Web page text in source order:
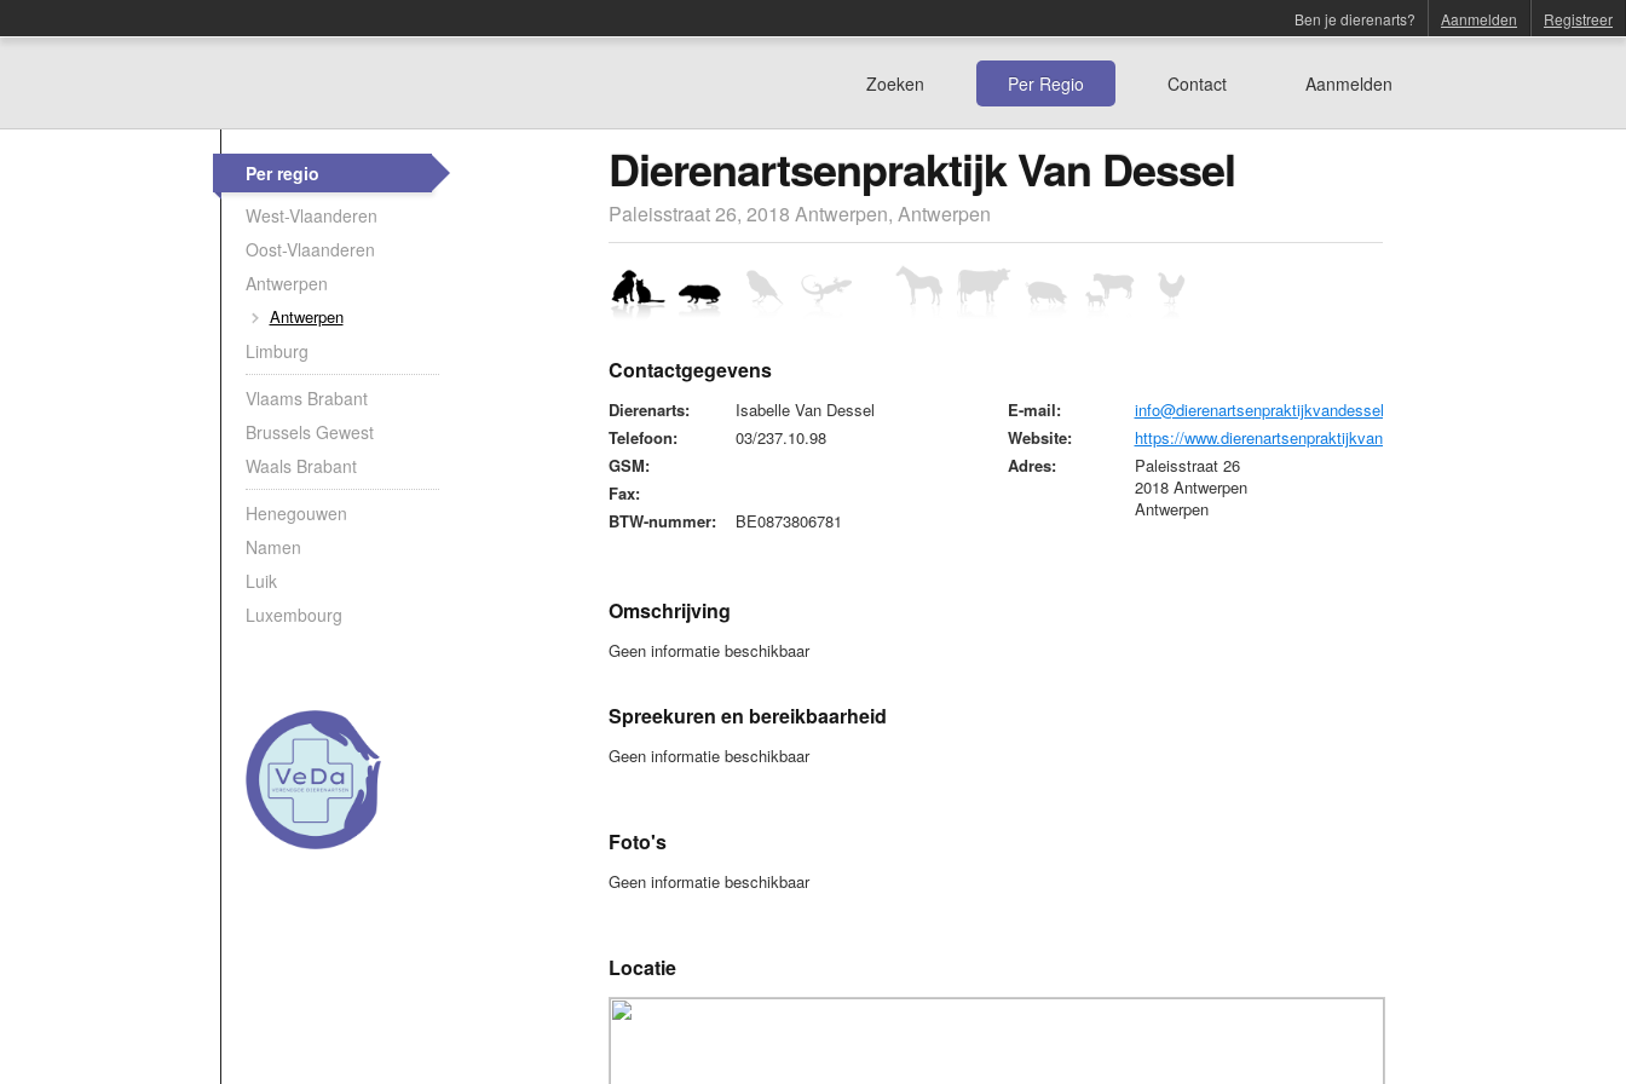
Aanmelden Registreer
Ben je dierenarts?
Zoeken Per Regio Contact Aanmelden
Per regio
West-Vlaanderen
Oost-Vlaanderen
Antwerpen
Antwerpen
Limburg
Vlaams Brabant
Brussels Gewest
Waals Brabant
Henegouwen
Namen
Luik
Luxembourg
Dierenartsenpraktijk Van Dessel
Paleisstraat 26, 2018 Antwerpen, Antwerpen
Contactgegevens
Dierenarts:
Isabelle Van Dessel
Telefoon:
03/237.10.98
GSM:
Fax:
BTW-nummer:
BE0873806781
E-mail:
info@dierenartsenpraktijkvandessel.be
Website:
https://www.dierenartsenpraktijkvandessel.be
Adres:
Paleisstraat 26
2018 Antwerpen
Antwerpen
Omschrijving
Geen informatie beschikbaar
Spreekuren en bereikbaarheid
Geen informatie beschikbaar
Foto's
Geen informatie beschikbaar
Locatie